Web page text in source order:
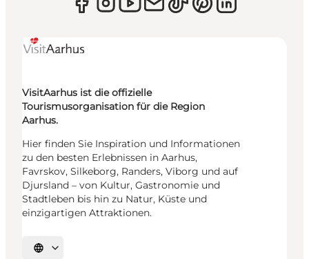
VisitAarhus ist die offizielle
Tourismusorganisation für die Region
Aarhus.
Hier finden Sie Inspiration und Informationen
zu den besten Erlebnissen in Aarhus,
Favrskov, Silkeborg, Randers, Viborg und auf
Djursland – von Kultur, Gastronomie und
Stadtleben bis hin zu Natur, Küste und
einzigartigen Attraktionen.
Sprache auswählen